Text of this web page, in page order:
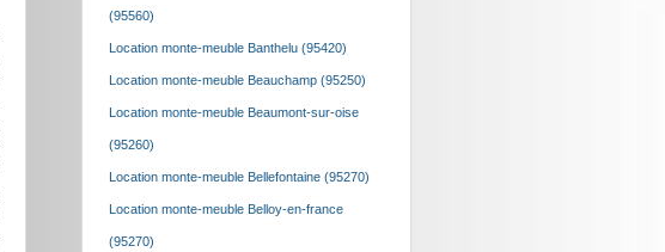
(95560)
Location monte-meuble Banthelu (95420)
Location monte-meuble Beauchamp (95250)
Location monte-meuble Beaumont-sur-oise
(95260)
Location monte-meuble Bellefontaine (95270)
Location monte-meuble Belloy-en-france
(95270)